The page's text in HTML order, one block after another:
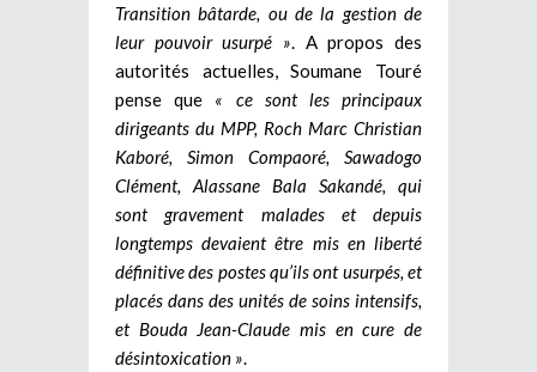
Transition bâtarde, ou de la gestion de
leur pouvoir usurpé » . A propos des
autorités actuelles, Soumane Touré
pense que « ce sont les principaux
dirigeants du MPP, Roch Marc Christian
Kaboré, Simon Compaoré, Sawadogo
Clément, Alassane Bala Sakandé, qui
sont gravement malades et depuis
longtemps devaient être mis en liberté
définitive des postes qu’ils ont usurpés, et
placés dans des unités de soins intensifs,
et Bouda Jean-Claude mis en cure de
désintoxication »